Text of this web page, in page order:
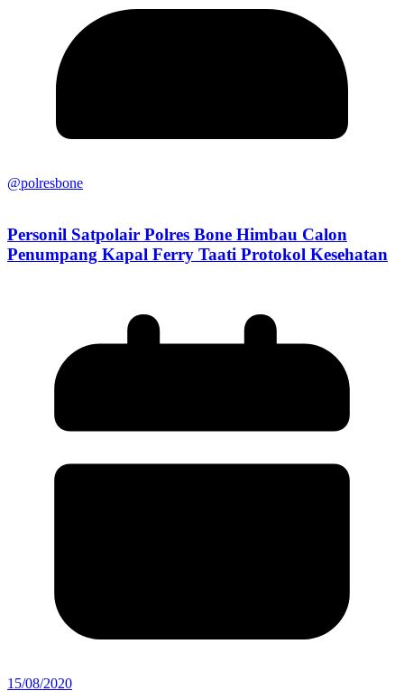
@polresbone
Personil Satpolair Polres Bone Himbau Calon
Penumpang Kapal Ferry Taati Protokol Kesehatan
15/08/2020